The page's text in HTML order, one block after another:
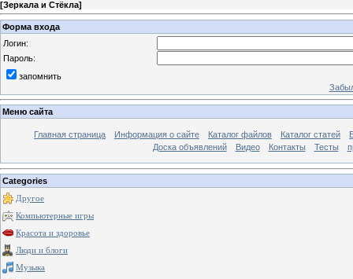
[Зеркала и Стёкла]
Форма входа
Логин:
Пароль:
запомнить
Меню сайта
Главная страница Информация о сайте Каталог файлов Каталог статей
Доска объявлений
Видео Контакты Тесты
Categories
Другое
Компьютерные игры
Красота и здоровье
Люди и блоги
Музыка